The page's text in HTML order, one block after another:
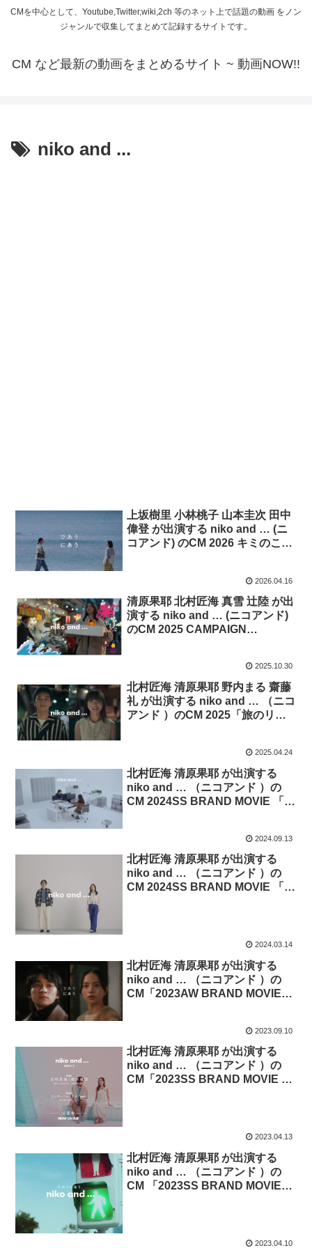
CMを中心として、Youtube,Twitter,wiki,2ch 等のネット上で話題の動画 をノン
ジャンルで収集してまとめて記録するサイトです。
CM など最新の動画をまとめるサイト ~ 動画NOW!!
niko and ...
上坂樹里 小林桃子 山本圭次 田中
偉登 が出演する niko and … (ニ
コアンド) のCM 2026 キミのこ
2026.04.16
清原果耶 北村匠海 真雪 辻陸 が出
演する niko and … (ニコアンド)
のCM 2025 CAMPAIGN
2025.10.30
北村匠海 清原果耶 野内まる 齋藤
礼 が出演する niko and … （ニコ
アンド ）のCM 2025「旅のリレ
2025.04.24
北村匠海 清原果耶 が出演する
niko and … （ニコアンド ）の
CM 2024SS BRAND MOVIE 「で
2024.09.13
北村匠海 清原果耶 が出演する
niko and … （ニコアンド ）の
CM 2024SS BRAND MOVIE 「で
2024.03.14
北村匠海 清原果耶 が出演する
niko and … （ニコアンド ）の
CM「2023AW BRAND MOVIE」
2023.09.10
北村匠海 清原果耶 が出演する
niko and … （ニコアンド ）の
CM「2023SS BRAND MOVIE 」
2023.04.13
北村匠海 清原果耶 が出演する
niko and … （ニコアンド ）の
CM 「2023SS BRAND MOVIE
2023.04.10